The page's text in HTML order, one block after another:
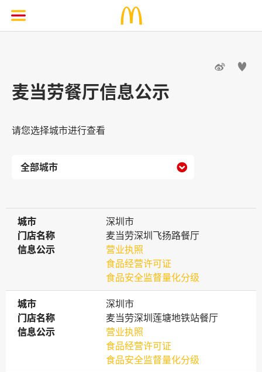
 
麦当劳餐厅信息公示
请您选择城市进行查看

城市
城市
深圳市
门店名称
门店名称
麦当劳深圳飞扬路餐厅
信息公示
信息公示
营业执照
食品经营许可证
食品安全监督量化分级
城市
城市
深圳市
门店名称
门店名称
麦当劳深圳莲塘地铁站餐厅
信息公示
信息公示
营业执照
食品经营许可证
食品安全监督量化分级